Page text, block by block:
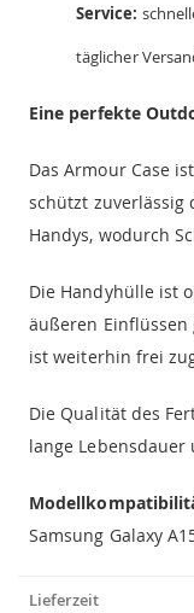
Service:
täglicher
Eine perfekte
Das Armour Case
schützt zuverlässig
Handys, wodurch
Die Handyhülle ist
äußeren
ist weiterhin frei
Die Qualität des
lange
Samsung Galaxy
Lieferzeit